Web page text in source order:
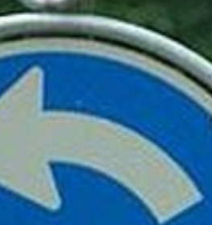
Buzau